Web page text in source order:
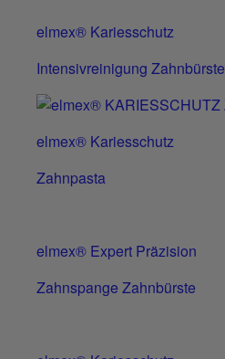
elmex® Kariesschutz
Intensivreinigung Zahnbürste
elmex® Kariesschutz
Zahnpasta
elmex® Expert Präzision
Zahnspange Zahnbürste